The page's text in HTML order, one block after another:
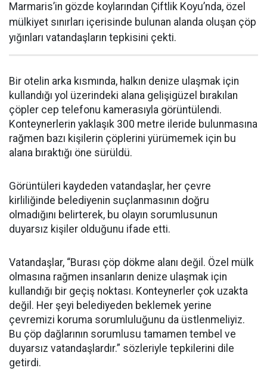
Marmaris’in gözde koylarından Çiftlik Koyu’nda, özel
mülkiyet sınırları içerisinde bulunan alanda oluşan çöp
yığınları vatandaşların tepkisini çekti.
Bir otelin arka kısmında, halkın denize ulaşmak için
kullandığı yol üzerindeki alana gelişigüzel bırakılan
çöpler cep telefonu kamerasıyla görüntülendi.
Konteynerlerin yaklaşık 300 metre ileride bulunmasına
rağmen bazı kişilerin çöplerini yürümemek için bu
alana bıraktığı öne sürüldü.
Görüntüleri kaydeden vatandaşlar, her çevre
kirliliğinde belediyenin suçlanmasının doğru
olmadığını belirterek, bu olayın sorumlusunun
duyarsız kişiler olduğunu ifade etti.
Vatandaşlar, “Burası çöp dökme alanı değil. Özel mülk
olmasına rağmen insanların denize ulaşmak için
kullandığı bir geçiş noktası. Konteynerler çok uzakta
değil. Her şeyi belediyeden beklemek yerine
çevremizi koruma sorumluluğunu da üstlenmeliyiz.
Bu çöp dağlarının sorumlusu tamamen tembel ve
duyarsız vatandaşlardır.” sözleriyle tepkilerini dile
getirdi.